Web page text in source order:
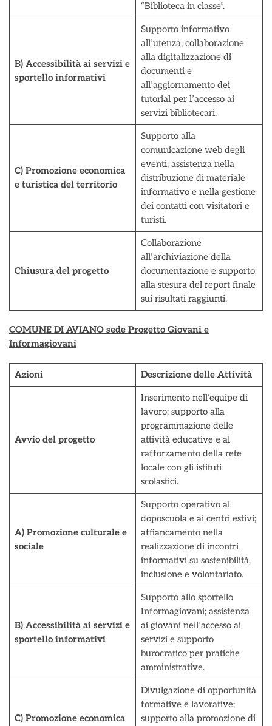
“Biblioteca in classe”.
B) Accessibilità ai servizi e
sportello informativi
Supporto informativo
all’utenza; collaborazione
alla digitalizzazione di
documenti e
all’aggiornamento dei
tutorial per l’accesso ai
servizi bibliotecari.
C) Promozione economica
e turistica del territorio
Supporto alla
comunicazione web degli
eventi; assistenza nella
distribuzione di materiale
informativo e nella gestione
dei contatti con visitatori e
turisti.
Chiusura del progetto
Collaborazione
all’archiviazione della
documentazione e supporto
alla stesura del report finale
sui risultati raggiunti.
COMUNE DI AVIANO sede Progetto Giovani e
Informagiovani
Azioni Descrizione delle Attività
Avvio del progetto
Inserimento nell’equipe di
lavoro; supporto alla
programmazione delle
attività educative e al
rafforzamento della rete
locale con gli istituti
scolastici.
A) Promozione culturale e
sociale
Supporto operativo al
doposcuola e ai centri estivi;
affiancamento nella
realizzazione di incontri
informativi su sostenibilità,
inclusione e volontariato.
B) Accessibilità ai servizi e
sportello informativi
Supporto allo sportello
Informagiovani; assistenza
ai giovani nell’accesso ai
servizi e supporto
burocratico per pratiche
amministrative.
C) Promozione economica
Divulgazione di opportunità
formative e lavorative;
supporto alla promozione di